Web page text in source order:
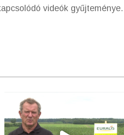
videók gyűjteménye.